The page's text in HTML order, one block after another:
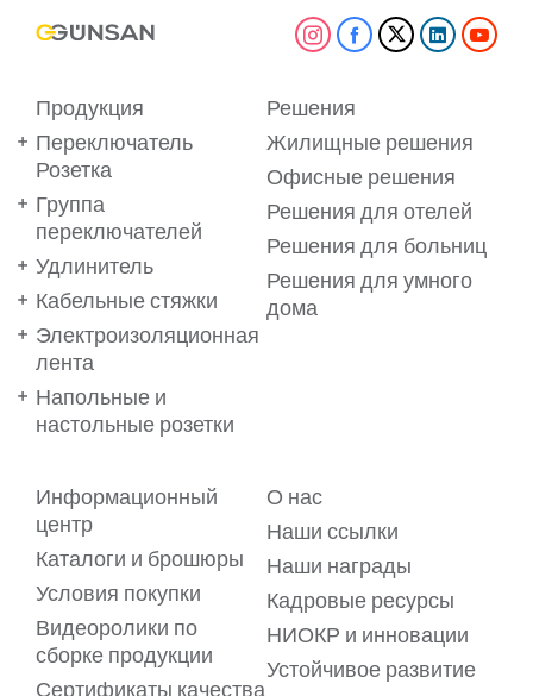
Продукция
Переключатель
Розетка
Группа
переключателей
Удлинитель
Кабельные стяжки
Электроизоляционная
лента
Напольные и
настольные розетки
Решения
Жилищные решения
Офисные решения
Решения для отелей
Решения для больниц
Решения для умного
дома
Информационный
центр
Каталоги и брошюры
Условия покупки
Видеоролики по
сборке продукции
Сертификаты качества
О нас
Наши ссылки
Наши награды
Кадровые ресурсы
НИОКР и инновации
Устойчивое развитие
для нас!
Мы используем файлы cookie на нашем веб-сайте, чтобы
обеспечить вам максимальное удобство. Файлы cookie
позволяют предлагать вам услуги в виде
персонализированного контента, адаптированного к
вашим предпочтениям. Для получения подробной
информации ознакомьтесь с нашим
Пояснительным текстом о файлах cookie.